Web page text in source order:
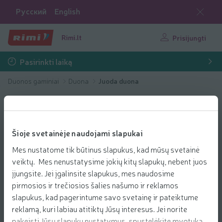
Šioje svetainėje naudojami slapukai
Mes nustatome tik būtinus slapukus, kad mūsų svetainė
veiktų. Mes nenustatysime jokių kitų slapukų, nebent juos
įjungsite. Jei įgalinsite slapukus, mes naudosime
pirmosios ir trečiosios šalies našumo ir reklamos
slapukus, kad pagerintume savo svetainę ir pateiktume
reklamą, kuri labiau atitiktų Jūsų interesus. Jei norite
Русский English
Rimi.lt Prisijungti
Pasirinkti laiką
Duonos gaminiai Duona Juoda duona